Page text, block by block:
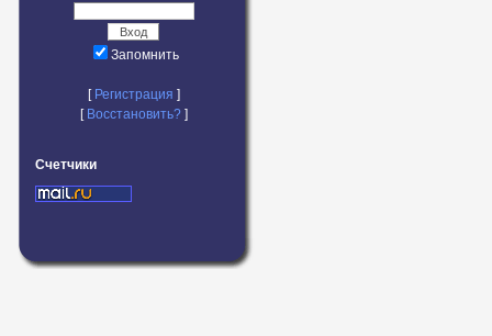
Запомнить
[ Регистрация ]
[ Восстановить?]
Счетчики